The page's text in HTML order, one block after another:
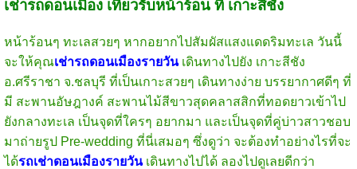
เช่ารถดอนเมือง เที่ยวรับหน้าร้อน ที่ เกาะสีชัง
หน้าร้อนๆ ทะเลสวยๆ หากอยากไปสัมผัสแสงแดดริมทะเล วันนี้
จะให้คุณเช่ารถดอนเมืองรายวันเดินทางไปยัง เกาะสีชัง
อ.ศรีราชา จ.ชลบุรี ที่เป็นเกาะสวยๆ เดินทางง่าย บรรยากาศดีๆ ที่
มี สะพานอัษฎางค์ สะพานไม้สีขาวสุดคลาสสิกที่ทอดยาวเข้าไป
ยังกลางทะเล เป็นจุดที่ใครๆ อยากมา และเป็นจุดที่คู่บ่าวสาวชอบ
มาถ่ายรูป Pre-wedding ที่นี่เสมอๆ ซึ่งดูว่า จะต้องทำอย่างไรที่จะ
ได้รถเช่าดอนเมืองรายวันเดินทางไปได้ ลองไปดูเลยดีกว่า